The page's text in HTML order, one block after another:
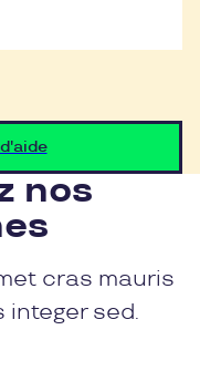
nos
cras mauris
integer sed.